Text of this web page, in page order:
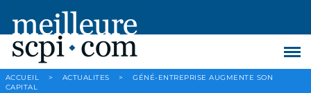
ACCUEIL > ACTUALITES >
GÉNÉ-ENTREPRISE AUGMENTE SON
CAPITAL